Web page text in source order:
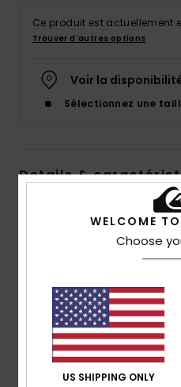
Ce produit est actuellement
Trouver d'autres options
Voir la
Sélectionnez une
Details &
Short de bain Gris Homme
EQYJV04019 Code
Matière :matière
Taille :taille classique
Système de fermeture :
serrage
WELCOME
Choose
US SHIPPING ONLY